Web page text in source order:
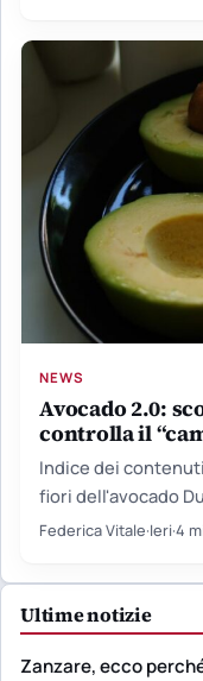
NEWS
Avocado 2.0:
controlla il
Indice dei
fiori dell'avocado
orologi biologici Il
Federica Vitale·Ieri·4
Ultime notizie
Zanzare, ecco